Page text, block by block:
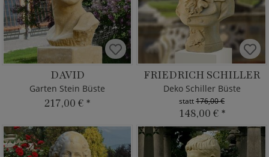
DAVID
Garten Stein Büste
217,00 € *
FRIEDRICH SCHILLER
Deko Schiller Büste
statt176,00 €
148,00 € *